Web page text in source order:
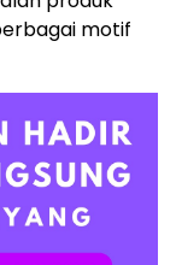
motif